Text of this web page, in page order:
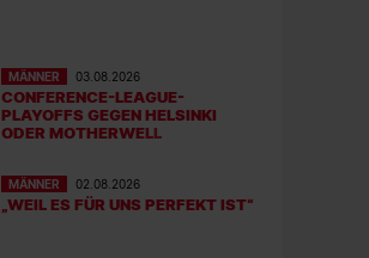
MÄNNER 03.08.2026
CONFERENCE-LEAGUE-
PLAYOFFS GEGEN HELSINKI
ODER MOTHERWELL
MÄNNER 02.08.2026
„WEIL ES FÜR UNS PERFEKT IST“